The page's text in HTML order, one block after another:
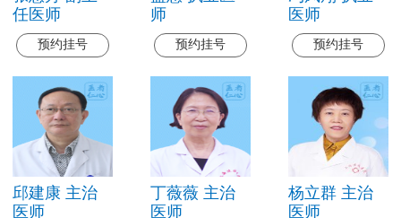
任医师
预约挂号
师
预约挂号
医师
预约挂号
邱建康 主治
医师
丁薇薇 主治
医师
杨立群 主治
医师